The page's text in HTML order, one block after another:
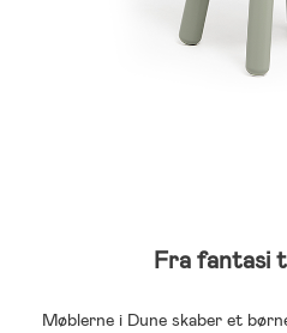
Fra fantasi
Møblerne i Dune skaber et